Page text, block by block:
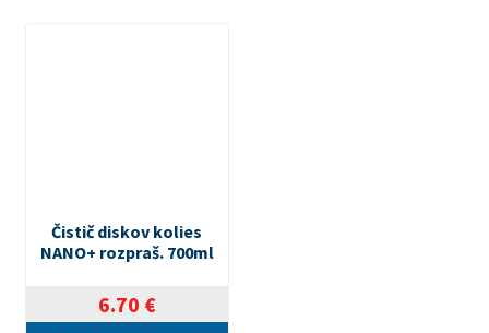
Čistič diskov kolies
NANO+ rozpraš. 700ml
6.70 €